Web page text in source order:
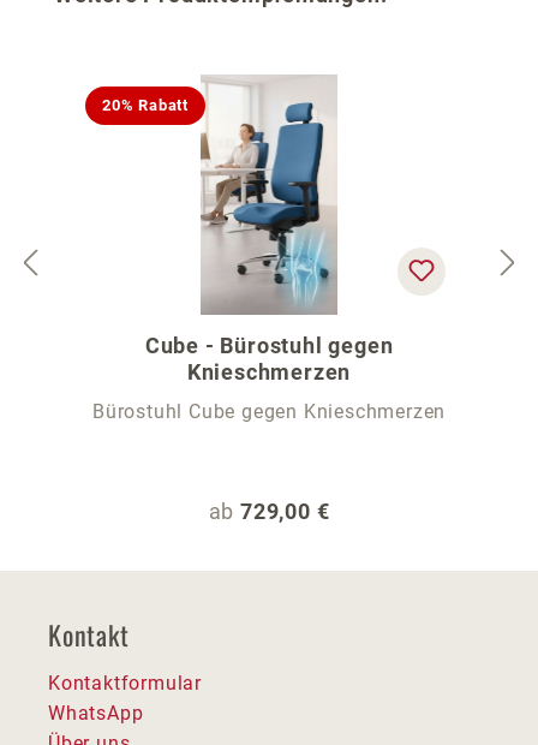
20% Rabatt
Cube - Bürostuhl gegen
Knieschmerzen
Bürostuhl Cube gegen Knieschmerzen
Regulärer Preis:
ab 729,00 €
Kontakt
Kontaktformular
WhatsApp